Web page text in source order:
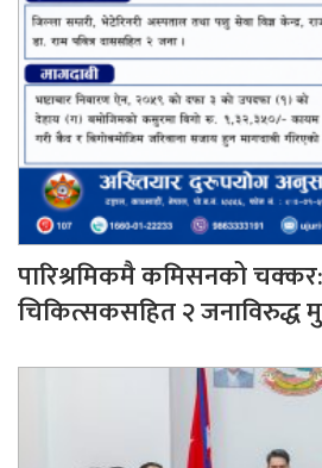
पारिश्रमिकमै कमिसनको
चिकित्सकसहित २ जनाविरुद्ध